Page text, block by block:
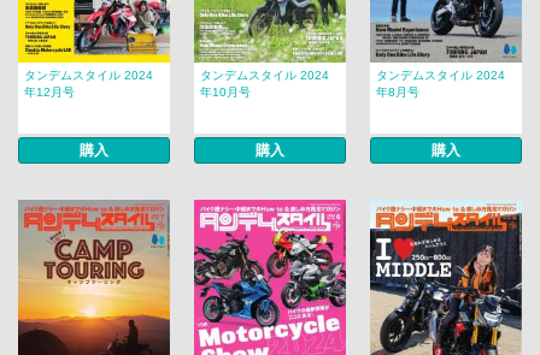
タンデムスタイル 2024
年12月号
購入
タンデムスタイル 2024
年10月号
購入
タンデムスタイル 2024
年8月号
購入